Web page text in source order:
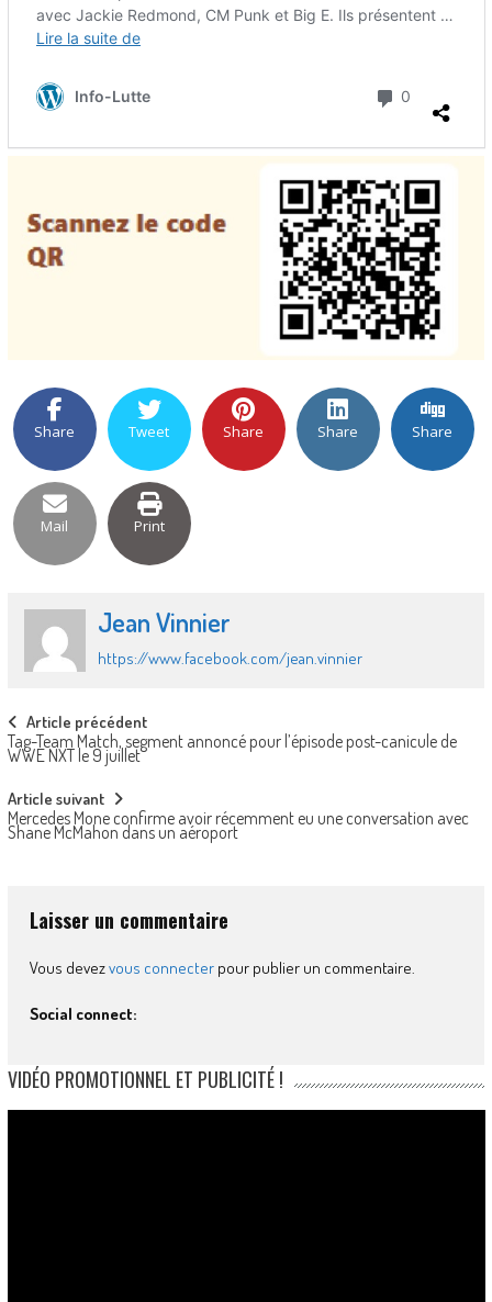
Share Tweet Share Share Share
Mail Print
Jean Vinnier
https://www.facebook.com/jean.vinnier
Post
navigation
Article précédent
Tag-Team Match, segment annoncé pour l’épisode post-canicule de
WWE NXT le 9 juillet
Article suivant
Mercedes Mone confirme avoir récemment eu une conversation avec
Shane McMahon dans un aéroport
Laisser un commentaire
Vous devezvous connecterpour publier un commentaire.
Social connect:
VIDÉO PROMOTIONNEL ET PUBLICITÉ !